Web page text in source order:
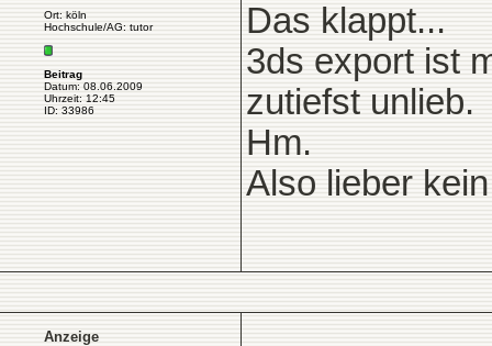
Ort: köln
Hochschule/AG: tutor
Beitrag
Datum: 08.06.2009
Uhrzeit: 12:45
ID: 33986
Das klappt...
3ds export ist
zutiefst unlieb.
Hm.
Also lieber
Anzeige